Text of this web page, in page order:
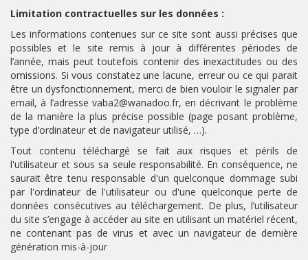
Limitation contractuelles sur les données :
Les informations contenues sur ce site sont aussi précises que
possibles et le site remis à jour à différentes périodes de
l’année, mais peut toutefois contenir des inexactitudes ou des
omissions. Si vous constatez une lacune, erreur ou ce qui parait
être un dysfonctionnement, merci de bien vouloir le signaler par
email, à l’adresse vaba2@wanadoo.fr, en décrivant le problème
de la manière la plus précise possible (page posant problème,
type d’ordinateur et de navigateur utilisé, …).
Tout contenu téléchargé se fait aux risques et périls de
l'utilisateur et sous sa seule responsabilité. En conséquence, ne
saurait être tenu responsable d'un quelconque dommage subi
par l'ordinateur de l'utilisateur ou d'une quelconque perte de
données consécutives au téléchargement. De plus, l’utilisateur
du site s’engage à accéder au site en utilisant un matériel récent,
ne contenant pas de virus et avec un navigateur de dernière
génération mis-à-jour